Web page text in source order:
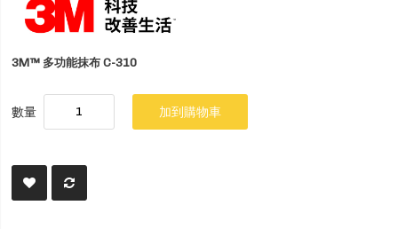
3M™ 多功能抹布 C-310
數量 加到購物車